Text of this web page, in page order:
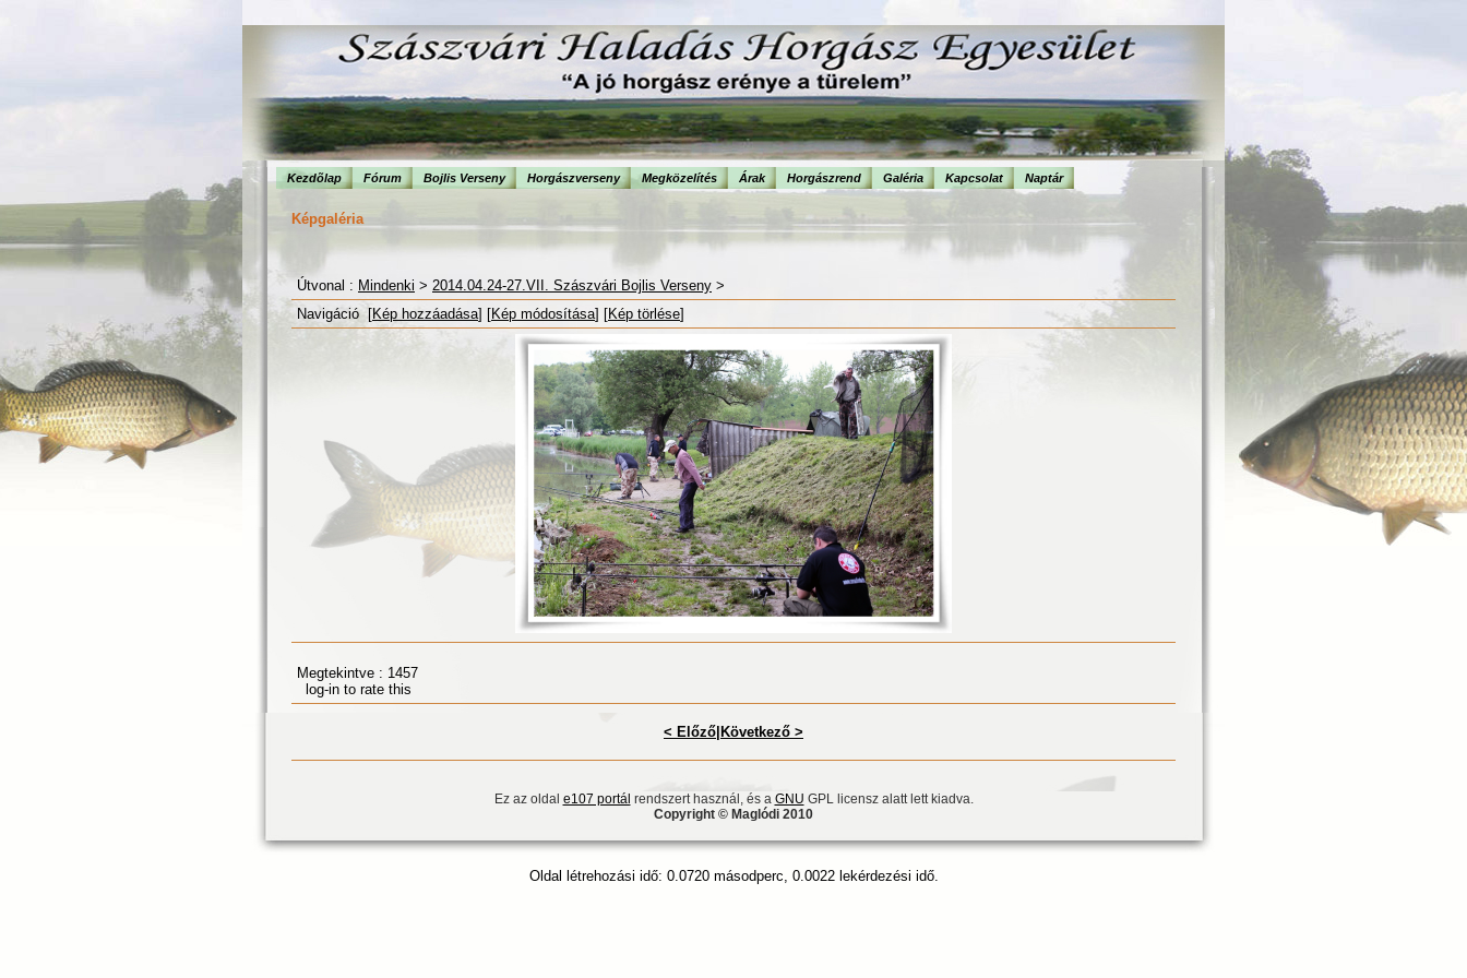
Kezdõlap Fórum Bojlis Verseny Horgászverseny Megközelítés Árak Horgászrend Galéria Kapcsolat Naptár
Képgaléria
Útvonal : Mindenki > 2014.04.24-27.VII. Szászvári Bojlis Verseny >
Navigáció [Kép hozzáadása] [Kép módosítása] [Kép törlése]
Megtekintve : 1457
log-in to rate this
< Előző Következő >
Ez az oldal e107 portál rendszert használ, és a GNU GPL licensz alatt lett kiadva.
Copyright © Maglódi 2010
Oldal létrehozási idő: 0.0720 másodperc, 0.0022 lekérdezési idő.